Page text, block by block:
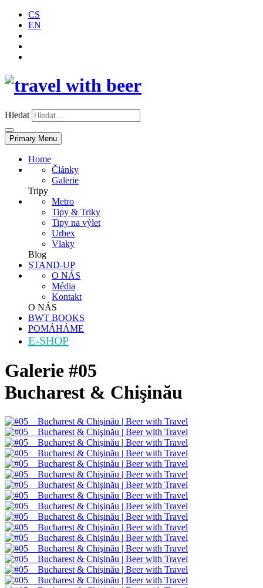
CS
EN
Hledat
Primary Menu
Home
Články
Galerie
Tripy
Metro
Tipy & Triky
Tipy na výlet
Urbex
Vlaky
Blog
STAND-UP
O NÁS
Média
Kontakt
O NÁS
BWT BOOKS
POMÁHÁME
E-SHOP
Galerie #05
Bucharest & Chişinău